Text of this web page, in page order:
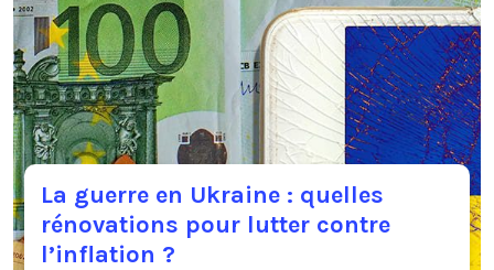
La guerre en Ukraine : quelles
rénovations pour lutter contre
l’inflation ?